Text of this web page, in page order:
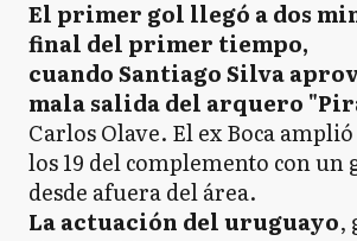
El primer gol llegó a dos
final del primer tiempo,
cuando Santiago Silva
mala salida del arquero
Carlos Olave. El ex Boca
los 19 del complemento con un
desde afuera del área.
La actuación del uruguayo,